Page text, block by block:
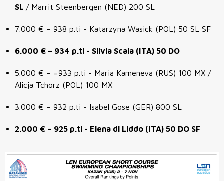
SL / Marrit Steenbergen (NED) 200 SL
7.000 € – 938 p.ti - Katarzyna Wasick (POL) 50 SL SF
6.000 € – 934 p.ti - Silvia Scala (ITA) 50 DO
5.000 € – =933 p.ti - Maria Kameneva (RUS) 100 MX /
Alicja Tchorz (POL) 100 MX
3.000 € – 932 p.ti - Isabel Gose (GER) 800 SL
2.000 € – 925 p.ti - Elena di Liddo (ITA) 50 DO SF